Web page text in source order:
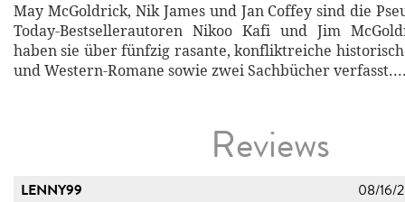
May McGoldrick, Nik James und Jan Coffey sind die
Today-Bestsellerautoren Nikoo Kafi und Jim
haben sie über fünfzig rasante, konfliktreiche
und Western-Romane sowie zwei Sachbücher
Reviews
LENNY99 08/16/